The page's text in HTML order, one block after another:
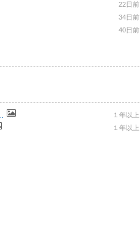
22日前
34日前
40日前
１年以上
１年以上